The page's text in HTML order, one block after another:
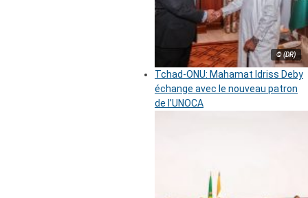
© (DR)
Tchad-ONU: Mahamat Idriss Deby
échange avec le nouveau patron
de l’UNOCA